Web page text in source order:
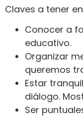
Claves a tener
Conocer a
educativo.
Organizar
queremos
Estar
diálogo.
Ser